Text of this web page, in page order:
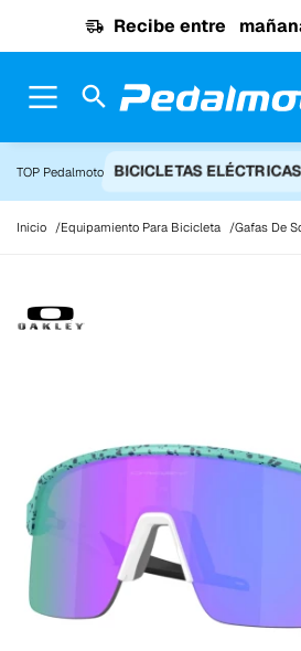
Recibe entre
TOP Pedalmoto BICICLETAS ELÉCTRICAS
Inicio Equipamiento Para Bicicleta Gafas De